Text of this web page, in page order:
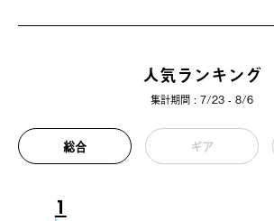
人気ランキング
集計期間 : 7/23 - 8/6
総合 ギア
1